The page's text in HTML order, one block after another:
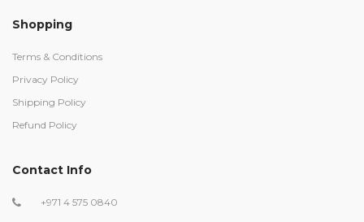
Shopping
Terms & Conditions
Privacy Policy
Shipping Policy
Refund Policy
Contact Info
+971 4 575 0840